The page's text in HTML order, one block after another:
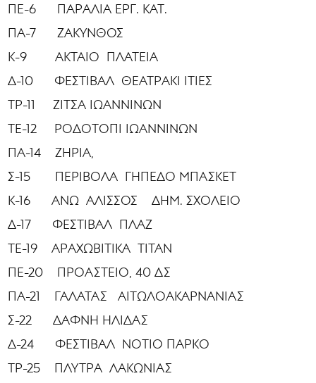
ΠΕ-6 ΠΑΡΑΛΙΑ ΕΡΓ. ΚΑΤ.
ΠΑ-7 ΖΑΚΥΝΘΟΣ
Κ-9 ΑΚΤΑΙΟ ΠΛΑΤΕΙΑ
Δ-10 ΦΕΣΤΙΒΑΛ ΘΕΑΤΡΑΚΙ ΙΤΙΕΣ
ΤΡ-11 ΖΙΤΣΑ ΙΩΑΝΝΙΝΩΝ
ΤΕ-12 ΡΟΔΟΤΟΠΙ ΙΩΑΝΝΙΝΩΝ
ΠΑ-14 ΖΗΡΙΑ,
Σ-15 ΠΕΡΙΒΟΛΑ ΓΗΠΕΔΟ ΜΠΑΣΚΕΤ
Κ-16 ΑΝΩ ΑΛΙΣΣΟΣ ΔΗΜ. ΣΧΟΛΕΙΟ
Δ-17 ΦΕΣΤΙΒΑΛ ΠΛΑΖ
ΤΕ-19 ΑΡΑΧΩΒΙΤΙΚΑ ΤΙΤΑΝ
ΠΕ-20 ΠΡΟΑΣΤΕΙΟ, 40 ΔΣ
ΠΑ-21 ΓΑΛΑΤΑΣ ΑΙΤΩΛΟΑΚΑΡΝΑΝΙΑΣ
Σ-22 ΔΑΦΝΗ ΗΛΙΔΑΣ
Δ-24 ΦΕΣΤΙΒΑΛ ΝΟΤΙΟ ΠΑΡΚΟ
ΤΡ-25 ΠΛΥΤΡΑ ΛΑΚΩΝΙΑΣ